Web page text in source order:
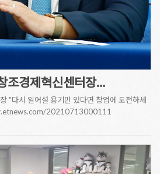
조경제혁신센터장…
"다시 일어설 용기만 있다면 창업에 도전하세
20210713000111